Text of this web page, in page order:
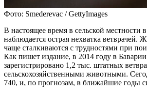
Фото: Smederevac / GettyImages
В настоящее время в сельской местности
наблюдается острая нехватка ветврачей.
чаще сталкиваются с трудностями при
Как пишет издание, в 2014 году в
зарегистрировано 1,2 тыс. штатных
сельскохозяйственными животными.
740, и, по прогнозам, в ближайшие годы